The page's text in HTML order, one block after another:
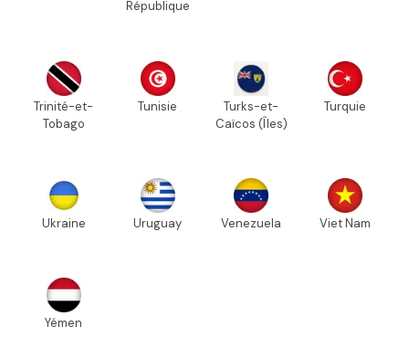
République
Trinité-et-
Tobago
Tunisie
Turks-et-
Caïcos (Îles)
Turquie
Ukraine Uruguay Venezuela Viet Nam
Yémen